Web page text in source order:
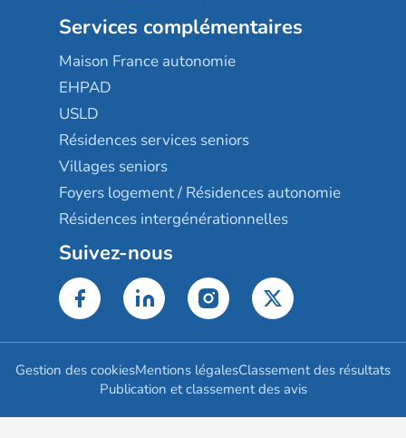
Services complémentaires
Maison France autonomie
EHPAD
USLD
Résidences services seniors
Villages seniors
Foyers logement / Résidences autonomie
Résidences intergénérationnelles
Suivez-nous
Gestion des cookiesMentions légalesClassement des résultats
Publication et classement des avis